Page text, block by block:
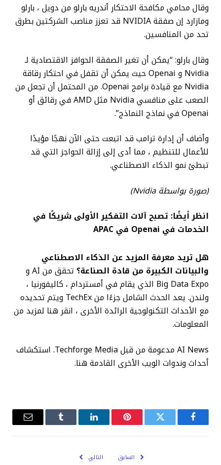
وقال محامي مكافحة الاحتكار أندريه بارلو من دويل ، بارلو
ومازارد إن صفقة NVIDIA قد تعزز مناصب الشركتين بطرق
تحد من المنافسين.
وقال بارلو: “يمكن أن تغير الصفقة الحوافز الاقتصادية لـ
Nvidia و Openai حيث يمكن أن تقفل في احتكار رقاقة
Nvidia مع قيادة برامج Openai. من المحتمل أن تجعل من
الصعب على منافسي Nvidia مثل AMD في رقائق أو
Openai في نماذج النماذج”.
وأضاف أن إدارة ترامب قد اتبعت حتى الآن نهجًا مؤيدًا
للأعمال للتنظيم ، مما أدى إلى إزالة الحواجز التي قد
تبطئ نمو الذكاء الاصطناعي.
(صورة بواسطة Nvidia)
انظر أيضًا: تصبح آلات التفكير الأولى شريكًا في
الخدمات في Openai في APAC
هل تريد معرفة المزيد عن الذكاء الاصطناعي
والبيانات الكبيرة من قادة الصناعة؟
تحقق من AI و
Big Data Expo الذي يقام في أمستردام ، كاليفورنيا ،
ولندن. يعد الحدث الشامل جزءًا من TechEx ويتم تحديده
مع الأحداث التكنولوجية الرائدة الأخرى ، انقر هنا لمزيد من
المعلومات.
AI News مدعومة من قبل Techforge Media. استكشاف
أحداث وندوات الويب الأخرى القادمة هنا.
فيسبوكتويتر بينتيريستلينكدإن Tumblrالبريد
السابق التالي